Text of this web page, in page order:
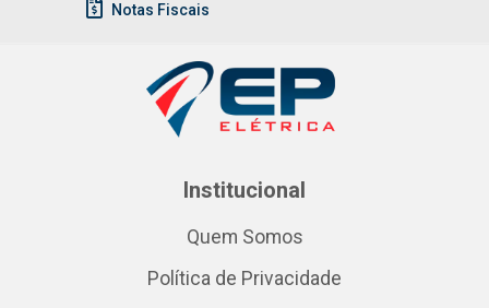
Notas Fiscais
Institucional
Quem Somos
Política de Privacidade